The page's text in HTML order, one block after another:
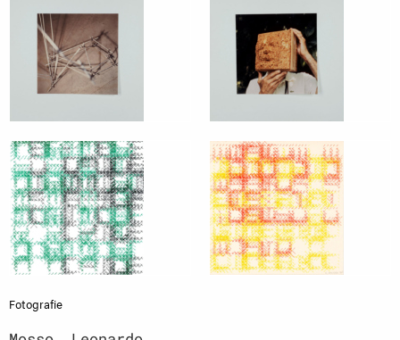
Fotografie